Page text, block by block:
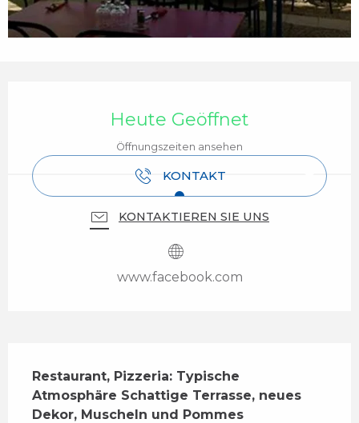
Heute Geöffnet
Öffnungszeiten ansehen
KONTAKT
KONTAKTIEREN SIE UNS
www.facebook.com
Restaurant, Pizzeria: Typische
Atmosphäre Schattige Terrasse, neues
Dekor, Muscheln und Pommes